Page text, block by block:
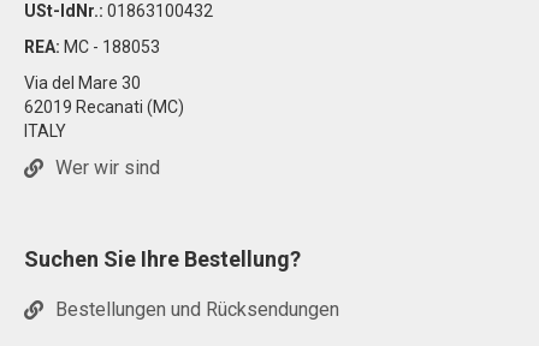
USt-IdNr.: 01863100432
REA: MC - 188053
Via del Mare 30
62019 Recanati (MC)
ITALY
Wer wir sind
Suchen Sie Ihre Bestellung?
Bestellungen und Rücksendungen